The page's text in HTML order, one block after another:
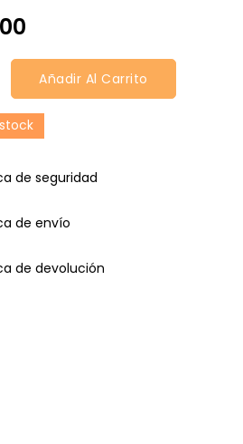
Añadir Al Carrito
de seguridad
de envío
de devolución